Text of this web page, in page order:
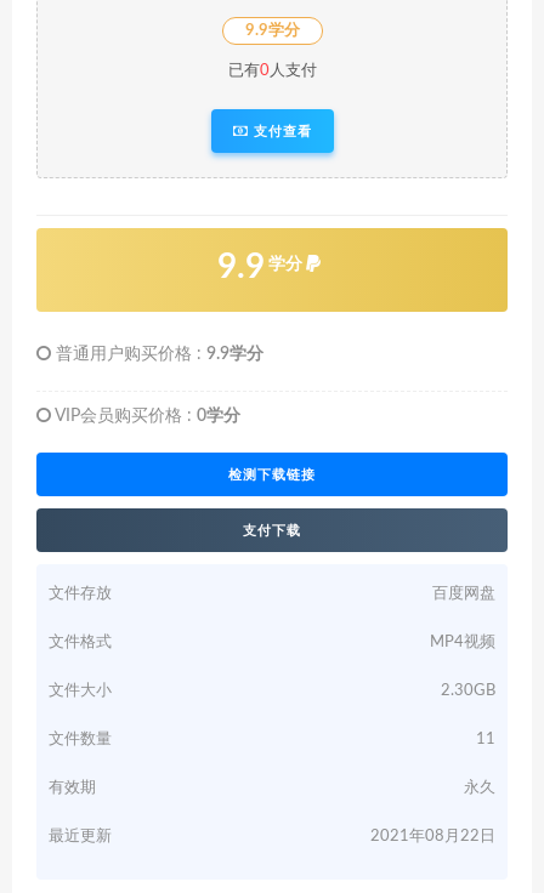
9.9学分
已有0人支付
支付查看
9.9 学分
普通用户购买价格 : 9.9学分
VIP会员购买价格 : 0学分
检测下载链接
支付下载
文件存放 百度网盘
文件格式 MP4视频
文件大小 2.30GB
文件数量 11
有效期 永久
最近更新 2021年08月22日